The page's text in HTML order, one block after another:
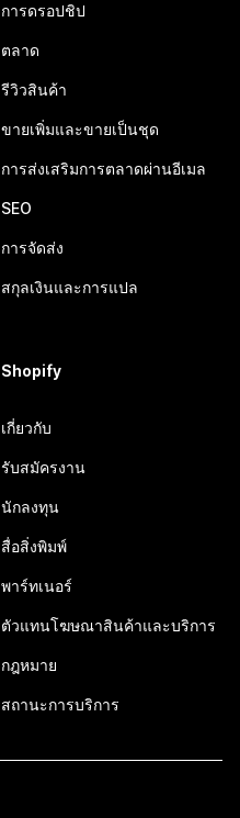
การดรอปชิป
ตลาด
รีวิวสินค้า
ขายเพิ่มและขายเป็นชุด
การส่งเสริมการตลาดผ่านอีเมล
SEO
การจัดส่ง
สกุลเงินและการแปล
Shopify
เกี่ยวกับ
รับสมัครงาน
นักลงทุน
สื่อสิ่งพิมพ์
พาร์ทเนอร์
ตัวแทนโฆษณาสินค้าและบริการ
กฎหมาย
สถานะการบริการ